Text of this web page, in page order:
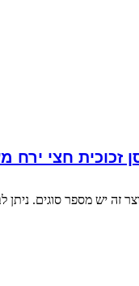
זכוכית חצי ירח
זה יש מספר סוגים. ניתן